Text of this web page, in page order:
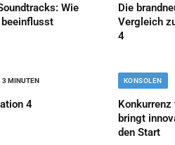
Wie
Die
Vergleich
4
3 MINUTEN
4
KONSOLEN
bringt
den Start